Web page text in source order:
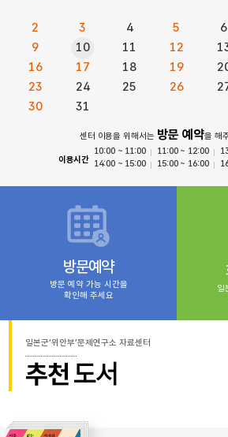
방문예약
방문 예약 가능 시간을
확인해 주세요
일
2
3 4 5 6
9
10 11 12
16
17 18 19
23
24 25 26
30
31
센터 이용을 위해서는 방문 예약을 해
이용시간
10:00 ~ 11:00 11:00 ~ 12:00
14:00 ~ 15:00
15:00 ~ 16:00
일본군‘위안부’문제연구소 자료센터
추천도서